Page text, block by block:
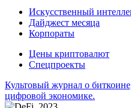
Искусственный
Дайджест месяца
Корпораты
Цены криптовалют
Спецпроекты
Культовый журнал о
цифровой экономике.